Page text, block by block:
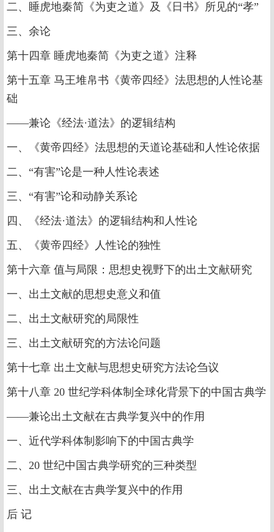
二、睡虎地秦简《为吏之道》及《日书》所见的“孝”
三、余论
第十四章 睡虎地秦简《为吏之道》注释
第十五章 马王堆帛书《黄帝四经》法思想的人性论基
础
——兼论《经法·道法》的逻辑结构
一、《黄帝四经》法思想的天道论基础和人性论依据
二、“有害”论是一种人性论表述
三、“有害”论和动静关系论
四、《经法·道法》的逻辑结构和人性论
五、《黄帝四经》人性论的独性
第十六章 值与局限：思想史视野下的出土文献研究
一、出土文献的思想史意义和值
二、出土文献研究的局限性
三、出土文献研究的方法论问题
第十七章 出土文献与思想史研究方法论刍议
第十八章 20 世纪学科体制全球化背景下的中国古典学
——兼论出土文献在古典学复兴中的作用
一、近代学科体制影响下的中国古典学
二、20 世纪中国古典学研究的三种类型
三、出土文献在古典学复兴中的作用
后 记